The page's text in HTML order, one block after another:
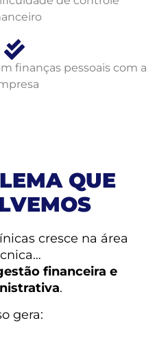
finanças pessoais com a
QUE
cresce na área
financeira e
.
gera: